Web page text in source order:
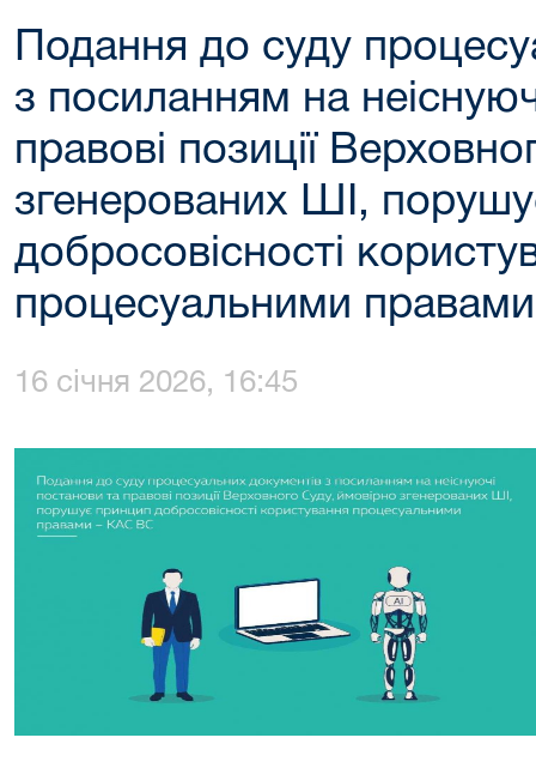
Подання до суду
з посиланням на
правові позиції
згенерованих ШІ,
добросовісності
процесуальними
16 січня 2026, 16:45